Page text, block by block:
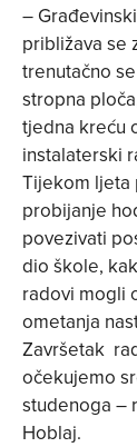
–
približava se
trenutačno
stropna
tjedna kreću
instalaterski
Tijekom ljeta
probijanje
povezivati
dio škole,
radovi mogli
ometanja
Završetak
očekujemo
studenoga –
Hoblaj.